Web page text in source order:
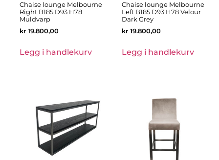
Chaise lounge Melbourne
Right B185 D93 H78
Muldvarp
kr 19.800,00
Legg i handlekurv
Chaise lounge Melbourne
Left B185 D93 H78 Velour
Dark Grey
kr 19.800,00
Legg i handlekurv